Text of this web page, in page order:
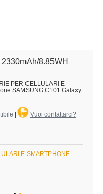
8.85WH
PER CELLULARI E
SAMSUNG C101 Galaxy
Vuoi contattarci?
E SMARTPHONE